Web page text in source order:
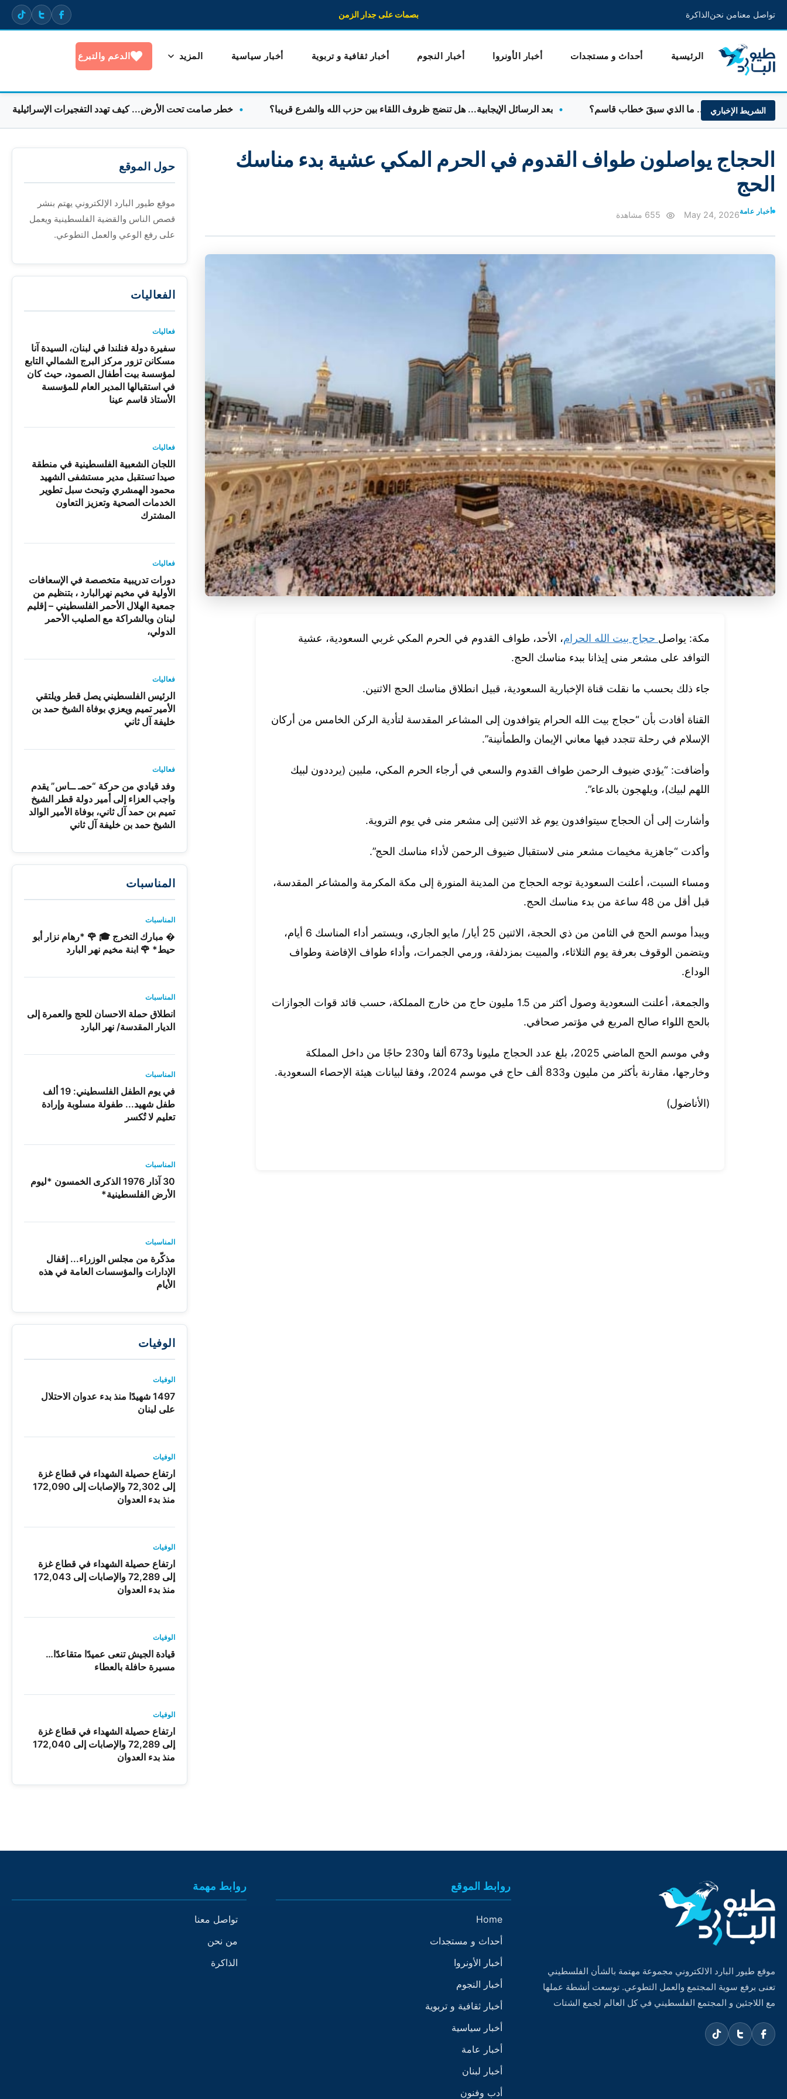
تواصل معنامن نحنالذاكرة بصمات على جدار الزمن
الرئيسية أحداث و مستجدات أخبار الأونروا أخبار النجوم أخبار ثقافية و تربوية أخبار سياسية المزيد الدعم والتبرع
الشريط الإخباري
مع بعبدا.. ما الذي سبقَ خطاب قاسم؟ بعد الرسائل الإيجابية... هل تنضج ظروف اللقاء بين حزب الله والشرع قريبا؟ خطر صامت تحت الأرض... كيف تهدد التفجيرات الإسرائيلية المياه
الحجاج يواصلون طواف القدوم في الحرم المكي عشية بدء مناسك
الحج
أخبار عامةMay 24, 2026
مكة: يواصل حجاج بيت الله الحرام، الأحد، طواف القدوم في الحرم المكي غربي السعودية، عشية
التوافد على مشعر منى إيذانا ببدء مناسك الحج.
جاء ذلك بحسب ما نقلت قناة الإخبارية السعودية، قبيل انطلاق مناسك الحج الاثنين.
القناة أفادت بأن “حجاج بيت الله الحرام يتوافدون إلى المشاعر المقدسة لتأدية الركن الخامس من أركان
الإسلام في رحلة تتجدد فيها معاني الإيمان والطمأنينة”.
وأضافت: “يؤدي ضيوف الرحمن طواف القدوم والسعي في أرجاء الحرم المكي، ملبين (يرددون لبيك
اللهم لبيك)، ويلهجون بالدعاء”.
وأشارت إلى أن الحجاج سيتوافدون يوم غد الاثنين إلى مشعر منى في يوم التروية.
وأكدت “جاهزية مخيمات مشعر منى لاستقبال ضيوف الرحمن لأداء مناسك الحج”.
ومساء السبت، أعلنت السعودية توجه الحجاج من المدينة المنورة إلى مكة المكرمة والمشاعر المقدسة،
قبل أقل من 48 ساعة من بدء مناسك الحج.
ويبدأ موسم الحج في الثامن من ذي الحجة، الاثنين 25 أيار/ مايو الجاري، ويستمر أداء المناسك 6 أيام،
ويتضمن الوقوف بعرفة يوم الثلاثاء، والمبيت بمزدلفة، ورمي الجمرات، وأداء طواف الإفاضة وطواف
الوداع.
والجمعة، أعلنت السعودية وصول أكثر من 1.5 مليون حاج من خارج المملكة، حسب قائد قوات الجوازات
بالحج اللواء صالح المربع في مؤتمر صحافي.
وفي موسم الحج الماضي 2025، بلغ عدد الحجاج مليونا و673 ألفا و230 حاجًا من داخل المملكة
وخارجها، مقارنة بأكثر من مليون و833 ألف حاج في موسم 2024، وفقا لبيانات هيئة الإحصاء السعودية.
(الأناضول)
حول الموقع
موقع طيور البارد الإلكتروني يهتم بنشر
قصص الناس والقضية الفلسطينية ويعمل
على رفع الوعي والعمل التطوعي.
الفعاليات
فعاليات
سفيرة دولة فنلندا في لبنان، السيدة آنا
مسكانن تزور مركز البرج الشمالي التابع
لمؤسسة بيت أطفال الصمود، حيث كان
في استقبالها المدير العام للمؤسسة
الأستاذ قاسم عينا
فعاليات
اللجان الشعبية الفلسطينية في منطقة
صيدا تستقبل مدير مستشفى الشهيد
محمود الهمشري وتبحث سبل تطوير
الخدمات الصحية وتعزيز التعاون
المشترك
فعاليات
دورات تدريبية متخصصة في الإسعافات
الأولية في مخيم نهرالبارد ، بتنظيم من
جمعية الهلال الأحمر الفلسطيني – إقليم
لبنان وبالشراكة مع الصليب الأحمر
الدولي،
فعاليات
الرئيس الفلسطيني يصل قطر ويلتقي
الأمير تميم ويعزي بوفاة الشيخ حمد بن
خليفة آل ثاني
فعاليات
وفد قيادي من حركة “حمـ ــاس” يقدم
واجب العزاء إلى أمير دولة قطر الشيخ
تميم بن حمد آل ثاني، بوفاة الأمير الوالد
الشيخ حمد بن خليفة آل ثاني
المناسبات
المناسبات
� مبارك التخرج 🎓 🌹 *رهام نزار أبو
حيط* 🌹 ابنة مخيم نهر البارد
المناسبات
انطلاق حملة الاحسان للحج والعمرة إلى
الديار المقدسة/ نهر البارد
المناسبات
في يوم الطفل الفلسطيني: 19 ألف
طفل شهيد... طفولة مسلوبة وإرادة
تعليم لا تُكسر
المناسبات
30 آذار 1976 الذكرى الخمسون *ليوم
الأرض الفلسطينية*
المناسبات
مذكّرة من مجلس الوزراء... إقفال
الإدارات والمؤسسات العامة في هذه
الأيام
الوفيات
الوفيات
1497 شهيدًا منذ بدء عدوان الاحتلال
على لبنان
الوفيات
ارتفاع حصيلة الشهداء في قطاع غزة
إلى 72,302 والإصابات إلى 172,090
منذ بدء العدوان
الوفيات
ارتفاع حصيلة الشهداء في قطاع غزة
إلى 72,289 والإصابات إلى 172,043
منذ بدء العدوان
الوفيات
قيادة الجيش تنعى عميدًا متقاعدًا…
مسيرة حافلة بالعطاء
الوفيات
ارتفاع حصيلة الشهداء في قطاع غزة
إلى 72,289 والإصابات إلى 172,040
منذ بدء العدوان
موقع طيور البارد الالكتروني مجموعة مهتمة بالشأن الفلسطيني
تعنى برفع سوية المجتمع والعمل التطوعي. توسعت أنشطة عملها
مع اللاجئين و المجتمع الفلسطيني في كل العالم لجمع الشتات
روابط الموقع
Home
أحداث و مستجدات
أخبار الأونروا
أخبار النجوم
أخبار ثقافية و تربوية
أخبار سياسية
أخبار عامة
أخبار لبنان
أدب وفنون
روابط مهمة
تواصل معنا
من نحن
الذاكرة